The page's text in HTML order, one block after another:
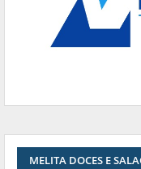
MELITA DOCES E